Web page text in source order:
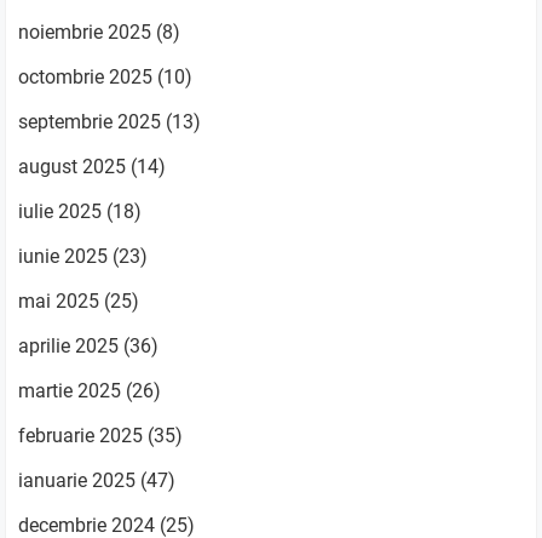
noiembrie 2025 (8)
octombrie 2025 (10)
septembrie 2025 (13)
august 2025 (14)
iulie 2025 (18)
iunie 2025 (23)
mai 2025 (25)
aprilie 2025 (36)
martie 2025 (26)
februarie 2025 (35)
ianuarie 2025 (47)
decembrie 2024 (25)